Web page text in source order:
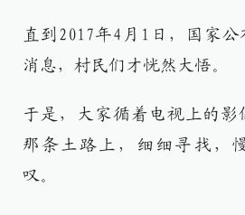
直到2017年4月1日，国家
消息，村民们才恍然大悟。
于是，大家循着电视上的影
那条土路上，细细寻找，
叹。